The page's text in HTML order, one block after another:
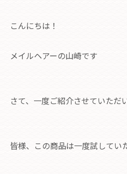
こんにちは！
メイルヘアーの山崎です
さて、一度ご紹介させていただ
皆様、この商品は一度試してい